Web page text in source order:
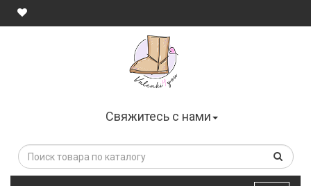
Свяжитесь с нами